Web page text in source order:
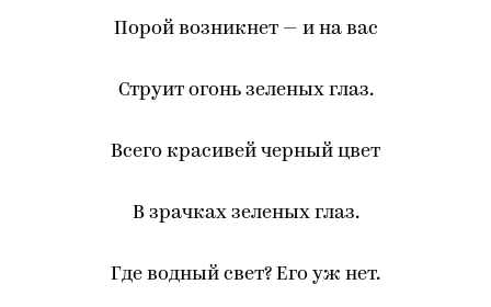
Порой возникнет — и на вас
Струит огонь зеленых глаз.
Всего красивей черный цвет
В зрачках зеленых глаз.
Где водный свет? Его уж нет.